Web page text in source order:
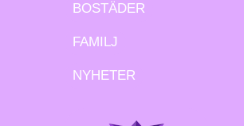
BOSTÄDER
FAMILJ
NYHETER